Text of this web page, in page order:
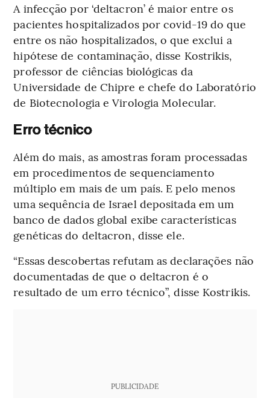
A infecção por ‘deltacron’ é maior entre os
pacientes hospitalizados por covid-19 do que
entre os não hospitalizados, o que exclui a
hipótese de contaminação, disse Kostrikis,
professor de ciências biológicas da
Universidade de Chipre e chefe do Laboratório
de Biotecnologia e Virologia Molecular.
Erro técnico
Além do mais, as amostras foram processadas
em procedimentos de sequenciamento
múltiplo em mais de um país. E pelo menos
uma sequência de Israel depositada em um
banco de dados global exibe características
genéticas do deltacron, disse ele.
“Essas descobertas refutam as declarações não
documentadas de que o deltacron é o
resultado de um erro técnico”, disse Kostrikis.
PUBLICIDADE